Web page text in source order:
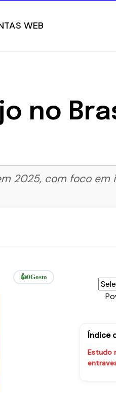
WEB
no
2025, com foco em
👍0Gosto
Índice
Estudo